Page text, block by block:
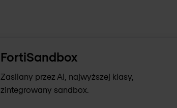
FortiSandbox
Zasilany przez AI, najwyższej klasy,
zintegrowany sandbox.